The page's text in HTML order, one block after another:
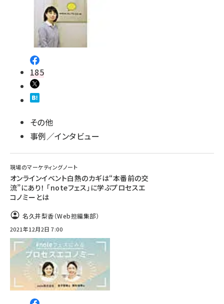
185
その他
事例／インタビュー
現場のマーケティングノート
オンラインイベント白熱のカギは“本番前の交
流”にあり！ 「noteフェス」に学ぶプロセスエ
コノミーとは
名久井梨香（Web担編集部）
2021年12月2日 7:00